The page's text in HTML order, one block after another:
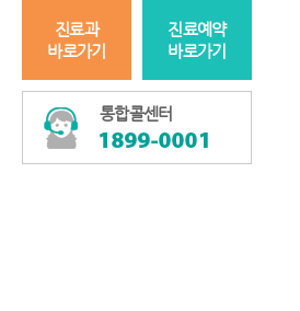
진료과
바로가기
진료예약
바로가기
통합콜센터